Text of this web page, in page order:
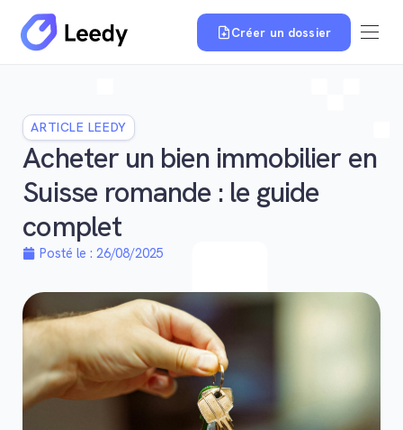
Créer un dossier
ARTICLE LEEDY
Acheter un bien immobilier en
Suisse romande : le guide
complet
Posté le : 26/08/2025